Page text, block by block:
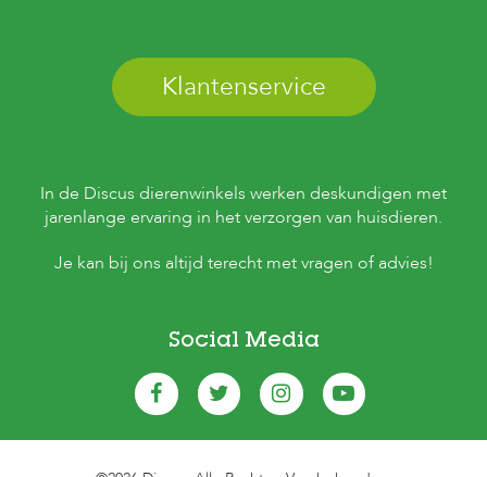
Klantenservice
In de Discus dierenwinkels werken deskundigen met
jarenlange ervaring in het verzorgen van huisdieren.
Je kan bij ons altijd terecht met vragen of advies!
Social Media